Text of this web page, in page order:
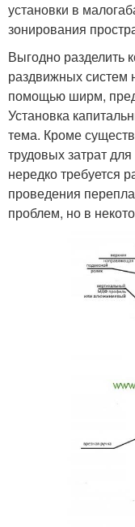
установки в
зонирования
Выгодно разделить
раздвижных систем
помощью ширм,
Установка
тема. Кроме
трудовых затрат
нередко требуется
проведения
проблем, но в